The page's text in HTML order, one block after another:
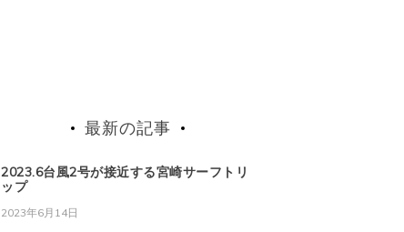
最新の記事
2023.6台風2号が接近する宮崎サーフトリ
ップ
2023年6月14日